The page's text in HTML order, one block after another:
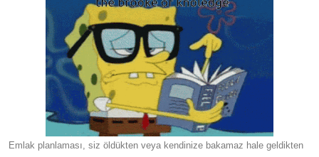
Emlak planlaması, siz öldükten veya kendinize bakamaz hale geldikten